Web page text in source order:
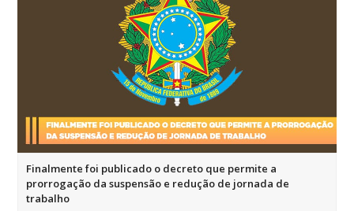
Finalmente foi publicado o decreto que permite a
prorrogação da suspensão e redução de jornada de
trabalho